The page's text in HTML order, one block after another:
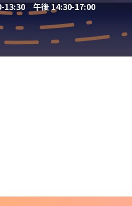
13:30 午後 14:30-17:00